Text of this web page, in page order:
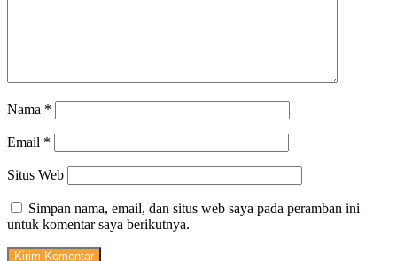
Nama *
Email *
Situs Web
Simpan nama, email, dan situs web saya pada peramban ini
untuk komentar saya berikutnya.